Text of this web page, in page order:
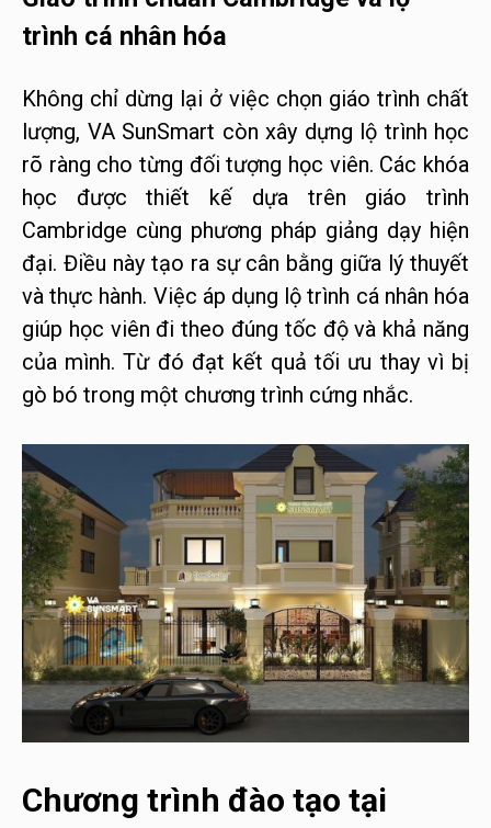
trình cá nhân hóa
Không chỉ dừng lại ở việc chọn giáo trình chất
lượng, VA SunSmart còn xây dựng lộ trình học
rõ ràng cho từng đối tượng học viên. Các khóa
học được thiết kế dựa trên giáo trình
Cambridge cùng phương pháp giảng dạy hiện
đại. Điều này tạo ra sự cân bằng giữa lý thuyết
và thực hành. Việc áp dụng lộ trình cá nhân hóa
giúp học viên đi theo đúng tốc độ và khả năng
của mình. Từ đó đạt kết quả tối ưu thay vì bị
gò bó trong một chương trình cứng nhắc.
Chương trình đào tạo tại